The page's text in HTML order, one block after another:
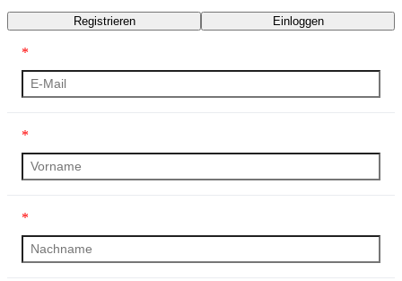
Registrieren Einloggen
*
*
*